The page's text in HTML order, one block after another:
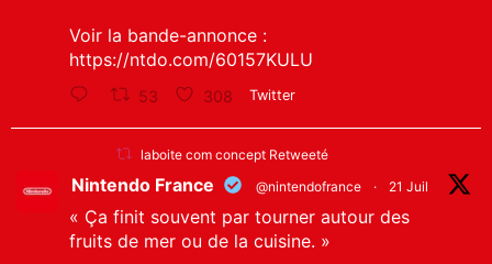
Voir la bande-annonce :
https://ntdo.com/60157KULU
53 308 Twitter
laboite com concept Retweeté
Nintendo France @nintendofrance · 21 Juil
« Ça finit souvent par tourner autour des
fruits de mer ou de la cuisine. »